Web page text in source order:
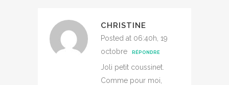
CHRISTINE
Posted at 06:40h, 19
octobre
RÉPONDRE
Joli petit coussinet.
Comme pour moi,